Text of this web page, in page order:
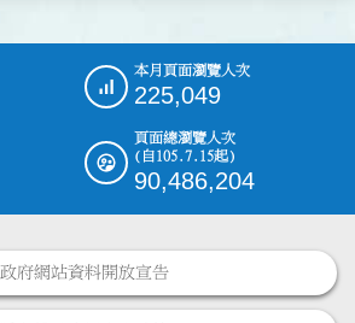
本月頁面瀏覽人次
225,049
頁面總瀏覽人次
(自105.7.15起)
90,486,204
政府網站資料開放宣告